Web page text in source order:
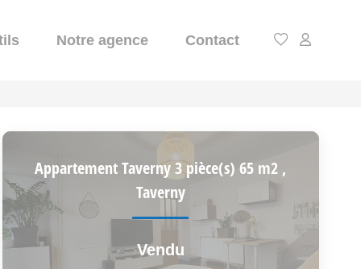
Notre agence Contact
Appartement Taverny 3 pièce(s) 65 m2 ,
Taverny
Vendu